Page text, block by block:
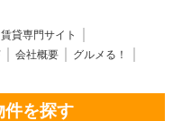
貸専門サイト
会社概要
グルメる！
件を探す